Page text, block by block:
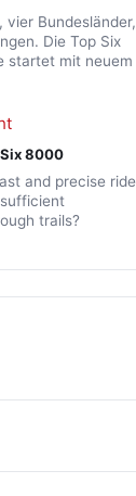
vier Bundesländer,
Die Top Six
startet mit neuem
8000
and precise ride
trails?